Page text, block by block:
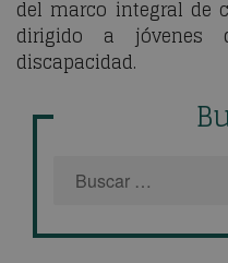
del marco integral de
dirigido a jóvenes
discapacidad.